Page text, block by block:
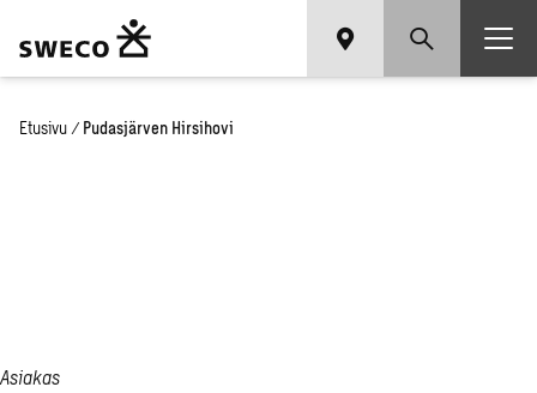
Etusivu / Pudasjärven Hirsihovi
Asiakas